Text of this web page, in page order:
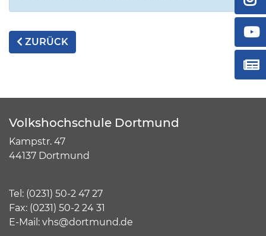
ZURÜCK
Volkshochschule Dortmund
Kampstr. 47
44137 Dortmund
Tel: (0231) 50-2 47 27
Fax: (0231) 50-2 24 31
E-Mail: vhs@dortmund.de